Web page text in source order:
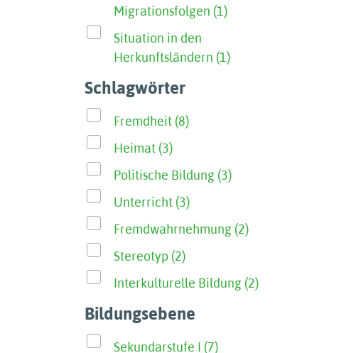
Migrationsfolgen (1)
Situation in den
Herkunftsländern (1)
Schlagwörter
Fremdheit (8)
Heimat (3)
Politische Bildung (3)
Unterricht (3)
Fremdwahrnehmung (2)
Stereotyp (2)
Interkulturelle Bildung (2)
Bildungsebene
Sekundarstufe I (7)